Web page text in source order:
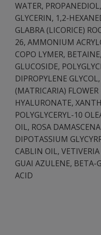
WATER,
GLYCERIN, 1,2-
GLABRA (LICORICE)
26, AMMONIUM
COPO LYMER,
GLUCOSIDE,
DIPROPYLENE
(MATRICARIA)
HYALURONATE,
POLYGLYCERYL-10
OIL, ROSA
DIPOTASSIUM
CABLIN OIL,
GUAI AZULENE, BETA-
ACID